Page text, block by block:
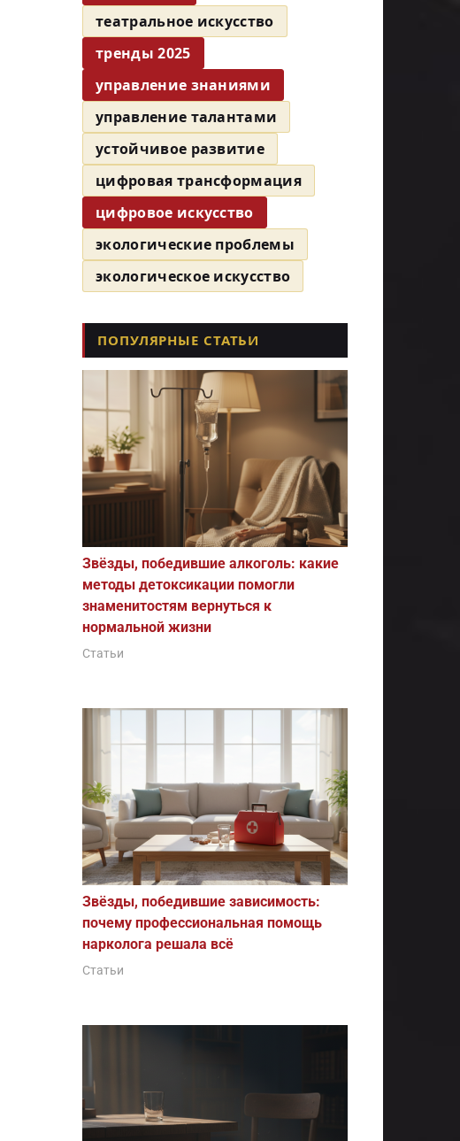
театральное искусство
тренды 2025
управление знаниями
управление талантами
устойчивое развитие
цифровая трансформация
цифровое искусство
экологические проблемы
экологическое искусство
ПОПУЛЯРНЫЕ СТАТЬИ
Звёзды, победившие алкоголь: какие
методы детоксикации помогли
знаменитостям вернуться к
нормальной жизни
Статьи
Звёзды, победившие зависимость:
почему профессиональная помощь
нарколога решала всё
Статьи